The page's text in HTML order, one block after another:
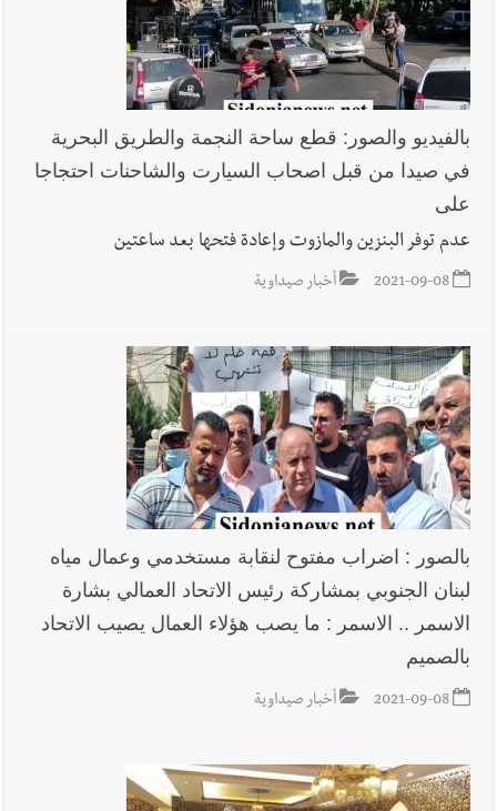
أخبار لبنان إنفجار مرفأ أم إنفجار دولة؟... كيف نحمي لبنان؟
أخبار لبنان
العالم العربي
يبقى الشعب الفلسطيني يعيش كل هذا الألم؟ وإلى متى تستمر هذه
المعاناة التي تمزق القلوب والضمائر؟
بالفيديو والصور: قطع ساحة النجمة والطريق البحرية
في صيدا من قبل اصحاب السيارت والشاحنات احتجاجا
على
عدم توفر البنزين والمازوت وإعادة فتحها بعد ساعتين
2021-09-08 أخبار صيداوية
بالصور : اضراب مفتوح لنقابة مستخدمي وعمال مياه
لبنان الجنوبي بمشاركة رئيس الاتحاد العمالي بشارة
الاسمر .. الاسمر : ما يصب هؤلاء العمال يصيب الاتحاد
بالصميم
2021-09-08 أخبار صيداوية